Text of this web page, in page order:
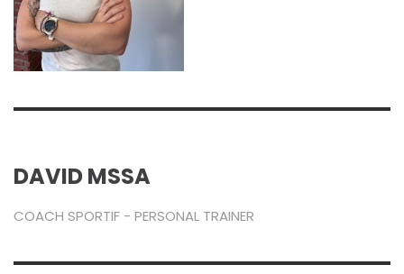
DAVID MSSA
COACH SPORTIF - PERSONAL TRAINER